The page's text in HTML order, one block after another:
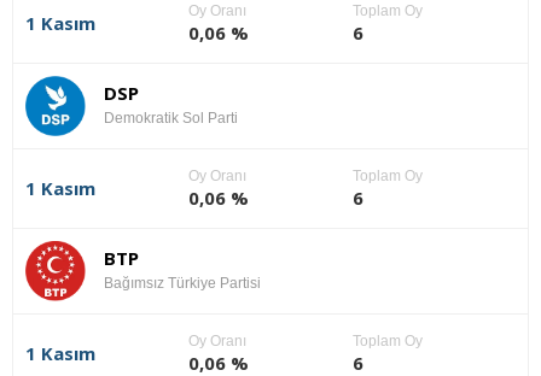
1 Kasım
Oy Oranı
0,06 %
Toplam Oy
6
DSP
Demokratik Sol Parti
1 Kasım
Oy Oranı
0,06 %
Toplam Oy
6
BTP
Bağımsız Türkiye Partisi
1 Kasım
Oy Oranı
0,06 %
Toplam Oy
6